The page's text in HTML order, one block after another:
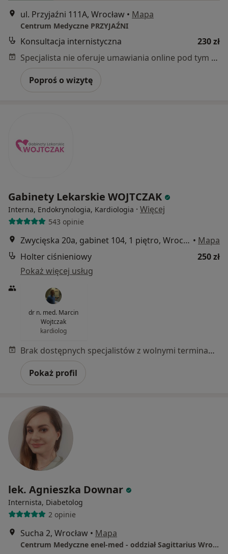
ul. Przyjaźni 111A, Wrocław • Mapa
Centrum Medyczne PRZYJAŹNI
Konsultacja internistyczna
230 zł
Specjalista nie oferuje umawiania online pod tym adresem.
Poproś o wizytę
Gabinety Lekarskie WOJTCZAK
Interna, Endokrynologia, Kardiologia · Więcej
543 opinie
Zwycięska 20a, gabinet 104, 1 piętro, Wrocław • Mapa
Holter ciśnieniowy
250 zł
Pokaż więcej usług
dr n. med. Marcin
Wojtczak
kardiolog
Brak dostępnych specjalistów z wolnymi terminami w tym centrum medycznym.
Pokaż profil
lek. Agnieszka Downar
Internista, Diabetolog
2 opinie
Sucha 2, Wrocław • Mapa
Centrum Medyczne enel-med - oddział Sagittarius Wrocław